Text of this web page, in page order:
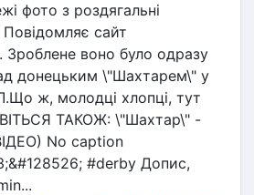
фото з роздягальні
Повідомляє сайт
воно було одразу
донецьким \"Шахтарем\" у
ж, молодці хлопці, тут
ТАКОЖ: \"Шахтар\" -
No caption
#derby Допис,